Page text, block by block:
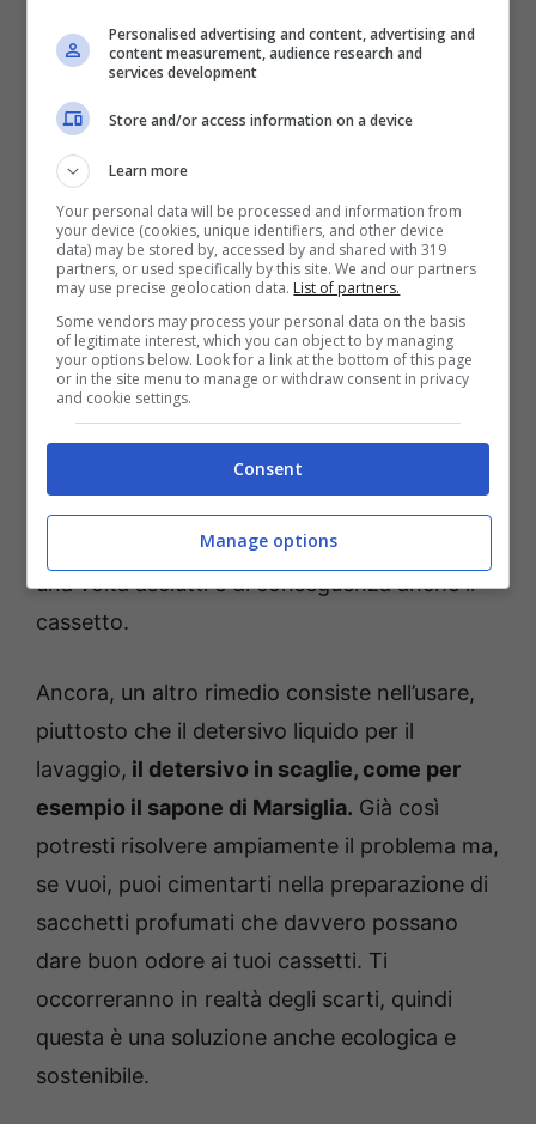
Come far profumare il cassetto dei calzini con un rimedio
naturale ed economico – ot11ot2.it
La soluzione è molto più semplice di ciò che
immaginied ha a che fare con il lavaggio che
effettui dei calzini. Infatti in genere quello che
fai è lavare i calzini in lavatrice aggiungendo
semplicemente il detersivo. Puoi invece
rafforzare il profumo aggiungendo un olio
Così i calzini profumeranno di più
una volta asciutti e di conseguenza anche il
cassetto.
Ancora, un altro rimedio consiste nell’usare,
piuttosto che il detersivo liquido per il
lavaggio, il detersivo in scaglie, come per
esempio il sapone di Marsiglia. Già così
potresti risolvere ampiamente il problema ma,
se vuoi, puoi cimentarti nella preparazione di
sacchetti profumati che davvero possano
dare buon odore ai tuoi cassetti. Ti
occorreranno in realtà degli scarti, quindi
questa è una soluzione anche ecologica e
sostenibile.
Personalised advertising and content, advertising and
content measurement, audience research and
services development
Store and/or access information on a device
Learn more
Your personal data will be processed and information from
your device (cookies, unique identifiers, and other device
data) may be stored by, accessed by and shared with 319
partners, or used specifically by this site. We and our partners
may use precise geolocation data. List of partners.
Some vendors may process your personal data on the basis
of legitimate interest, which you can object to by managing
your options below. Look for a link at the bottom of this page
or in the site menu to manage or withdraw consent in privacy
and cookie settings.
Consent
Manage options